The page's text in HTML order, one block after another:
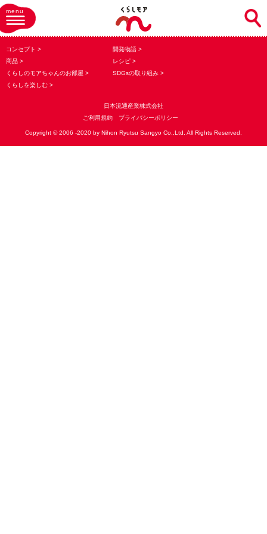
menu
コンセプト
商品
くらしのモアちゃんのお部屋
くらしを楽しむ
開発物語
レシピ
SDGsの取り組み
日本流通産業株式会社
ご利用規約
プライバシーポリシー
Copyright © 2006 -2020 by Nihon Ryutsu Sangyo Co.,Ltd. All Rights Reserved.